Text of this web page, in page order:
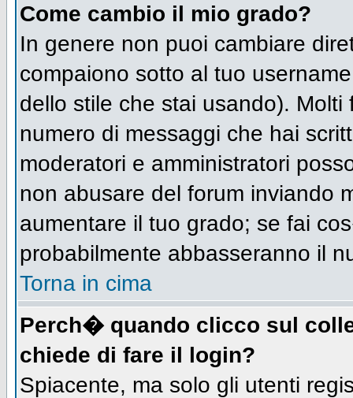
Come cambio il mio grado?
In genere non puoi cambiare
compaiono sotto al tuo
dello stile che stai usando).
numero di messaggi che hai
moderatori e amministratori
non abusare del forum inviando
aumentare il tuo grado; se fai
probabilmente abbasseranno il
Torna in cima
Perch� quando clicco sul
chiede di fare il login?
Spiacente, ma solo gli utenti